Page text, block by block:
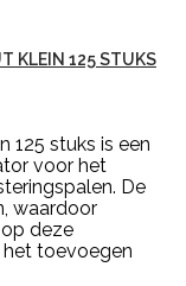
KLEIN 125 STUKS
125 stuks is een
voor het
De
waardoor
deze
het toevoegen